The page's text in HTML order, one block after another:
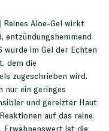
Reines Aloe-Gel wirkt
entzündungshemmend
im Gel der Echten
dem die
zugeschrieben wird.
nur ein geringes
und gereizter Haut
auf das reine
Erwähnenswert ist die